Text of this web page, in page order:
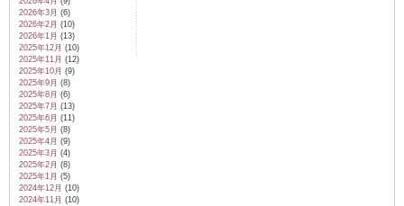
2026年3月 (6)
2026年2月 (10)
2026年1月 (13)
2025年12月 (10)
2025年11月 (12)
2025年10月 (9)
2025年9月 (8)
2025年8月 (6)
2025年7月 (13)
2025年6月 (11)
2025年5月 (8)
2025年4月 (9)
2025年3月 (4)
2025年2月 (8)
2025年1月 (5)
2024年12月 (10)
2024年11月 (10)